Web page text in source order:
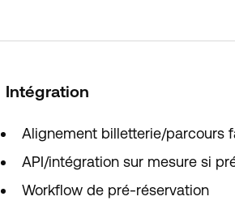
Intégration
Alignement billetterie/parcours
API/intégration sur mesure si
Workflow de pré-réservation